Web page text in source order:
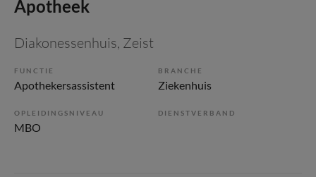
Apotheek
Diakonessenhuis, Zeist
FUNCTIE
Apothekersassistent
BRANCHE
Ziekenhuis
OPLEIDINGSNIVEAU
MBO
DIENSTVERBAND